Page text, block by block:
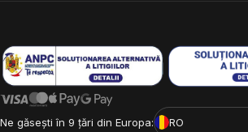
Ne găsești în 9 țări din Europa:
RO